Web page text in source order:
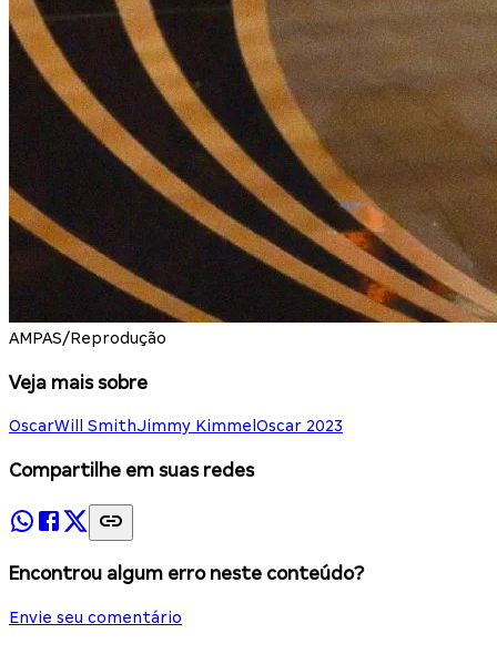
AMPAS/Reprodução
Veja mais sobre
OscarWill SmithJimmy Kimmel Oscar 2023
Compartilhe em suas redes
Encontrou algum erro neste conteúdo?
Envie seu comentário